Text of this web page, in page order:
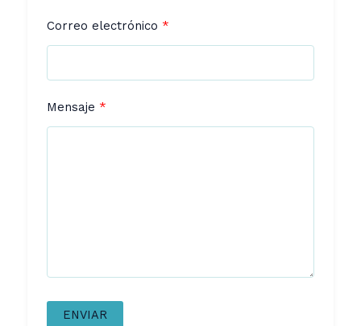
Correo electrónico
Mensaje
ENVIAR